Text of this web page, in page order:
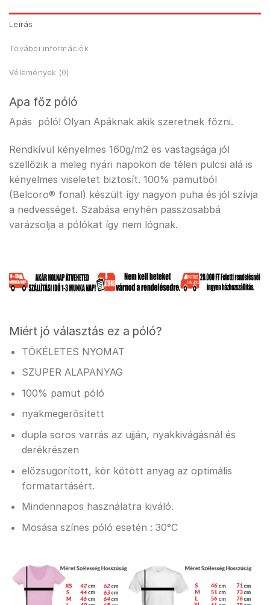
Leírás
További információk
Vélemények (0)
Apa főz póló
Apás póló! Olyan Apáknak akik szeretnek főzni.
Rendkívül kényelmes 160g/m2 es vastagsága jól
szellőzik a meleg nyári napokon de télen pulcsi alá is
kényelmes viseletet biztosít. 100% pamutból
(Belcoro® fonal) készült így nagyon puha és jól szívja
a nedvességet. Szabása enyhén passzosabbá
varázsolja a pólókat így nem lógnak.
Miért jó választás ez a póló?
TÖKÉLETES NYOMAT
SZUPER ALAPANYAG
100% pamut póló
nyakmegerősített
dupla soros varrás az ujján, nyakkivágásnál és
derékrészen
előzsugorított, kör kötött anyag az optimális
formatartásért.
Mindennapos használatra kiváló.
Mosása színes póló esetén : 30°C